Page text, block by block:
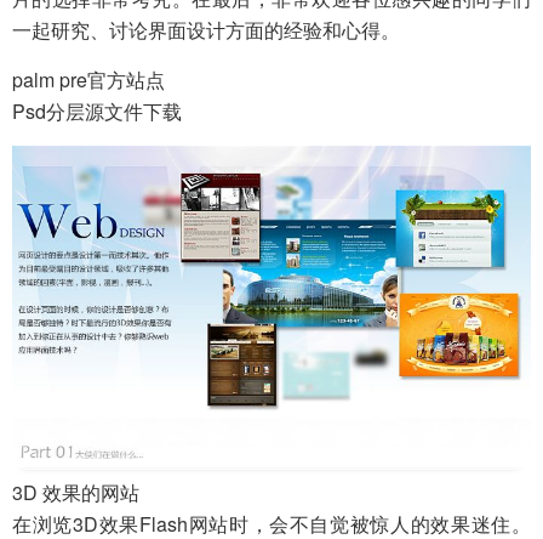
一起研究、讨论界面设计方面的经验和心得。
palm pre官方站点
Psd分层源文件下载
3D 效果的网站
在浏览3D效果Flash网站时，会不自觉被惊人的效果迷住。